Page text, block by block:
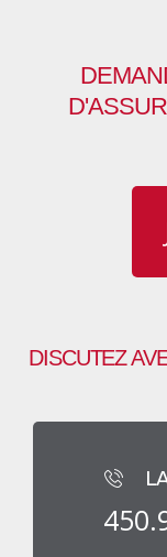
DISCUTEZ